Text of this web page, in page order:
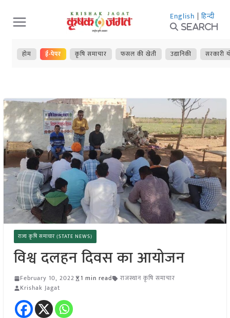
Skip
to
content
English | हिन्दी
Search
होम ई-पेपर कृषि समाचार फसल की खेती उद्यानिकी सरकारी
राज्य कृषि समाचार (STATE NEWS)
विश्व दलहन दिवस का आयोजन
February 10, 2022 1 min read
राजस्थान कृषि समाचार
Krishak Jagat